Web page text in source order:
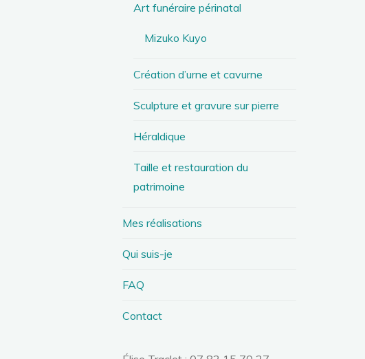
Art funéraire périnatal
Mizuko Kuyo
Création d’urne et cavurne
Sculpture et gravure sur pierre
Héraldique
Taille et restauration du
patrimoine
Mes réalisations
Qui suis-je
FAQ
Contact